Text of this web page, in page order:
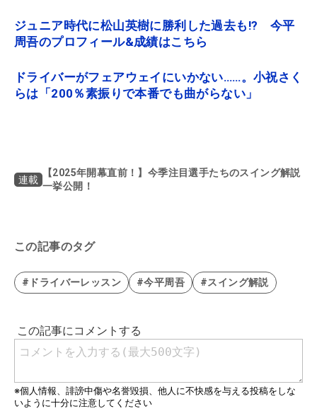
ジュニア時代に松山英樹に勝利した過去も!? 今平
周吾のプロフィール&成績はこちら
ドライバーがフェアウェイにいかない……。小祝さく
らは「200％素振りで本番でも曲がらない」
連載
【2025年開幕直前！】今季注目選手たちのスイング解説
一挙公開！
この記事のタグ
#ドライバーレッスン #今平周吾 #スイング解説